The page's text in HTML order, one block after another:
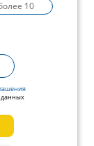
10
данных